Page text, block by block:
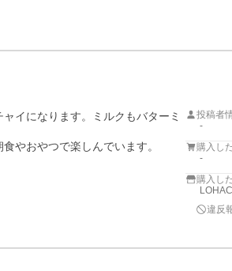
イになります。ミルクもバターミ
やおやつで楽しんでいます。
投稿者
-
購入し
-
購入し
違反